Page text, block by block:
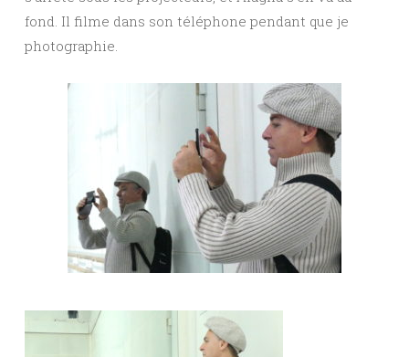
fond. Il filme dans son téléphone pendant que je
photographie.